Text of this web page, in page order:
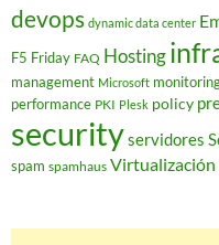
devops dynamic data center
F5 Friday FAQ Hosting
management Microsoft
performance PKI Plesk policy
securityservidores
spam spamhaus Virtualización